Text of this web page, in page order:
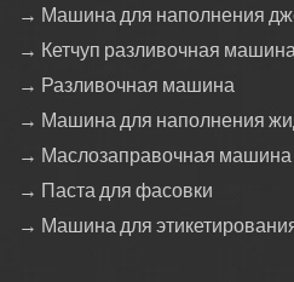
→ Машина для наполнения
→ Кетчуп разливочная
→ Разливочная машина
→ Машина для наполнения
→ Маслозаправочная машина
→ Паста для фасовки
→ Машина для